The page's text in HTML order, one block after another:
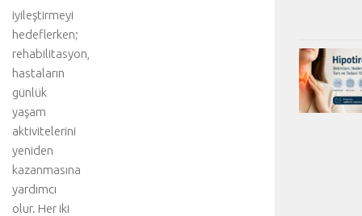
iyileştirmeyi
hedeflerken;
rehabilitasyon,
hastaların
günlük
yaşam
aktivitelerini
yeniden
kazanmasına
yardımcı
olur. Her iki